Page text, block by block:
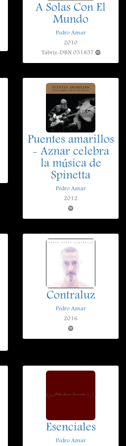
A Solas Con El
Mundo
Pedro Aznar
2010
Tabriz-DBN 051857
Puentes amarillos
- Aznar celebra
la música de
Spinetta
Pedro Aznar
2012
Contraluz
Pedro Aznar
2016
Esenciales
Pedro Aznar